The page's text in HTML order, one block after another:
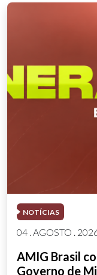
NOTÍCIAS
04 . AGOSTO .
AMIG Brasil
Governo de